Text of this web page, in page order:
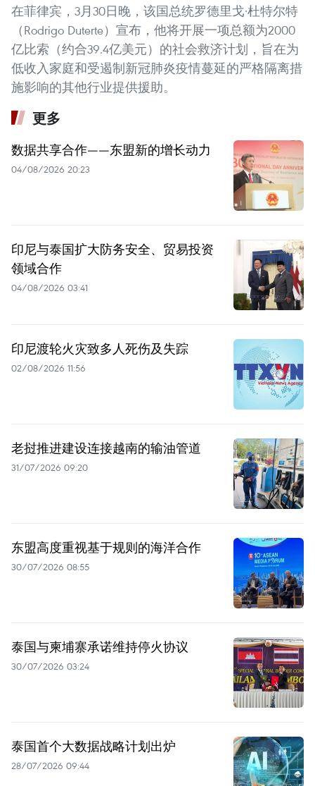
在菲律宾，3月30日晚，该国总统罗德里戈·杜特尔特
（Rodrigo Duterte）宣布，他将开展一项总额为2000
亿比索（约合39.4亿美元）的社会救济计划，旨在为
低收入家庭和受遏制新冠肺炎疫情蔓延的严格隔离措
施影响的其他行业提供援助。
更多
数据共享合作——东盟新的增长动力
04/08/2026 20:23
印尼与泰国扩大防务安全、贸易投资
领域合作
04/08/2026 03:41
印尼渡轮火灾致多人死伤及失踪
02/08/2026 11:56
老挝推进建设连接越南的输油管道
31/07/2026 09:20
东盟高度重视基于规则的海洋合作
30/07/2026 08:55
泰国与柬埔寨承诺维持停火协议
30/07/2026 03:24
泰国首个大数据战略计划出炉
28/07/2026 09:44